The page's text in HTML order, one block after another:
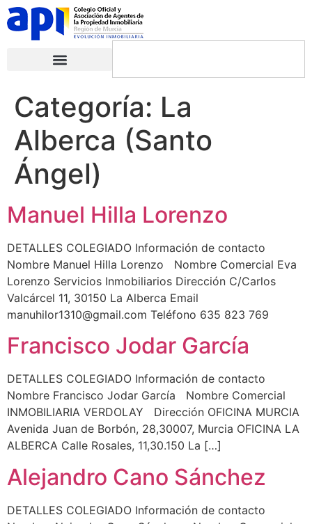
Categoría: La
Alberca (Santo
Ángel)
Manuel Hilla Lorenzo
DETALLES COLEGIADO Información de contacto
Nombre Manuel Hilla Lorenzo Nombre Comercial Eva
Lorenzo Servicios Inmobiliarios Dirección C/Carlos
Valcárcel 11, 30150 La Alberca Email
manuhilor1310@gmail.com Teléfono 635 823 769
Francisco Jodar García
DETALLES COLEGIADO Información de contacto
Nombre Francisco Jodar García Nombre Comercial
INMOBILIARIA VERDOLAY Dirección OFICINA MURCIA
Avenida Juan de Borbón, 28,30007, Murcia OFICINA LA
ALBERCA Calle Rosales, 11,30.150 La […]
Alejandro Cano Sánchez
DETALLES COLEGIADO Información de contacto